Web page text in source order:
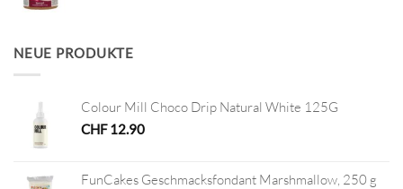
NEUE PRODUKTE
Colour Mill Choco Drip Natural White 125G
CHF12.90
FunCakes Geschmacksfondant Marshmallow, 250 g